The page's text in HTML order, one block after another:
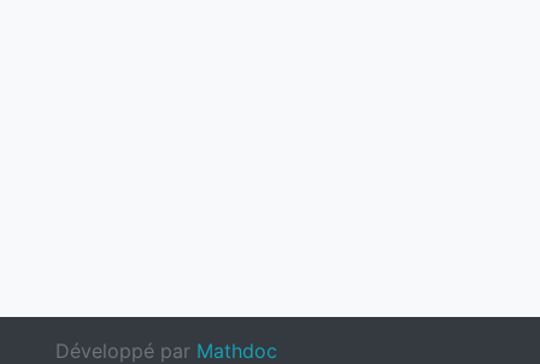
Développé par Mathdoc